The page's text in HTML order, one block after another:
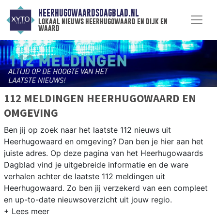
HEERHUGOWAARDSDAGBLAD.NL
lokaal nieuws heerhugowaard en dijk en
waard
112 MELDINGEN HEERHUGOWAARD EN
OMGEVING
Ben jij op zoek naar het laatste 112 nieuws uit
Heerhugowaard en omgeving? Dan ben je hier aan het
juiste adres. Op deze pagina van het Heerhugowaards
Dagblad vind je uitgebreide informatie en de ware
verhalen achter de laatste 112 meldingen uit
Heerhugowaard. Zo ben jij verzekerd van een compleet
en up-to-date nieuwsoverzicht uit jouw regio.